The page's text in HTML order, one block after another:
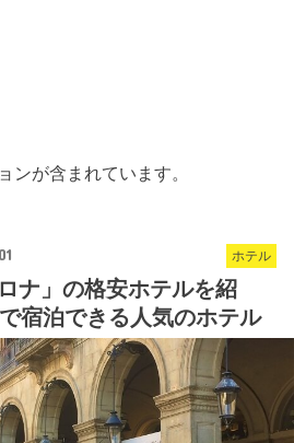
ンが含まれています。
ホテル
ナ」の格安ホテルを紹
宿泊できる人気のホテル